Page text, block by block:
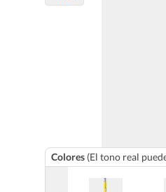
Colores (El tono real